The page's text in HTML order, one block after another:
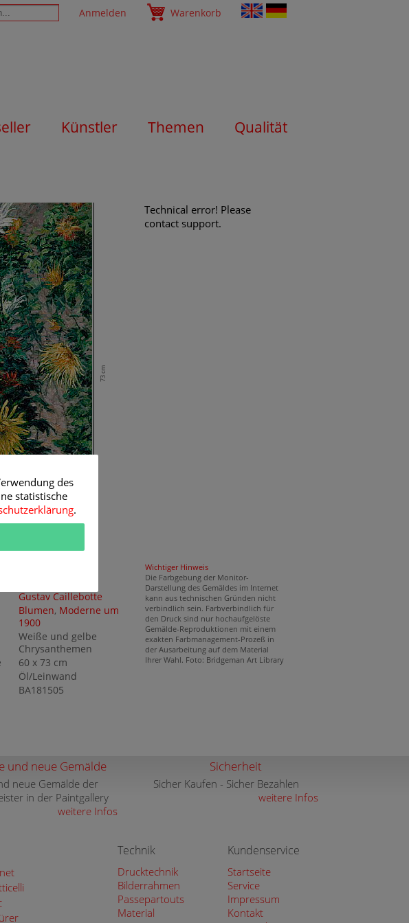
Anmelden Warenkorb
Künstler Themen Qualität
73 cm
Technical error! Please
contact support.
Gustav Caillebotte
Blumen, Moderne um
1900
Weiße und gelbe
Chrysanthemen
60 x 73 cm
Öl/Leinwand
BA181505
Wichtiger Hinweis
Die Farbgebung der Monitor-
Darstellung des Gemäldes im Internet
kann aus technischen Gründen nicht
verbindlich sein. Farbverbindlich für
den Druck sind nur hochaufgelöste
Gemälde-Reproduktionen mit einem
exakten Farbmanagement-Prozeß in
der Ausarbeitung auf dem Material
Ihrer Wahl. Foto: Bridgeman Art Library
und neue Gemälde
neue Gemälde der
in der Paintgallery
weitere Infos
Sicherheit
Sicher Kaufen - Sicher Bezahlen
weitere Infos
Technik
Drucktechnik
Bilderrahmen
Passepartouts
Material
Kundenservice
Startseite
Service
Impressum
Kontakt
des
statistische
.